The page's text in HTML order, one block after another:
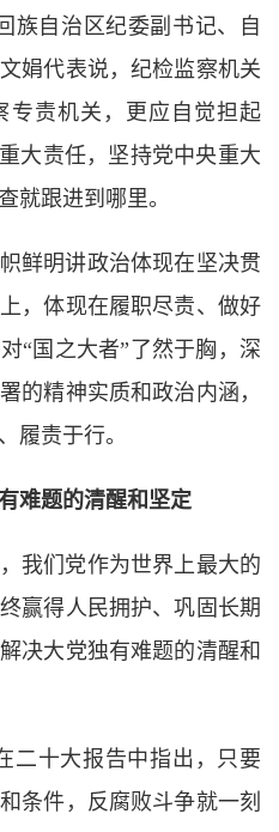
族自治区纪委副书记、自
娟代表说，纪检监察机关
专责机关，更应自觉担起
大责任，坚持党中央重大
就跟进到哪里。
鲜明讲政治体现在坚决贯
，体现在履职尽责、做好
“国之大者”了然于胸，深
的精神实质和政治内涵，
履责于行。
难题的清醒和坚定
我们党作为世界上最大的
赢得人民拥护、巩固长期
决大党独有难题的清醒和
二十大报告中指出，只要
条件，反腐败斗争就一刻